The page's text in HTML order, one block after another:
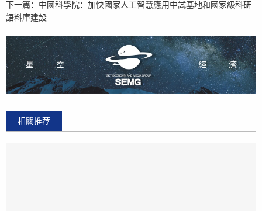
下一篇： 中國科學院：加快國家人工智慧應用中試基地和國家級科研
語料庫建設
相關推荐